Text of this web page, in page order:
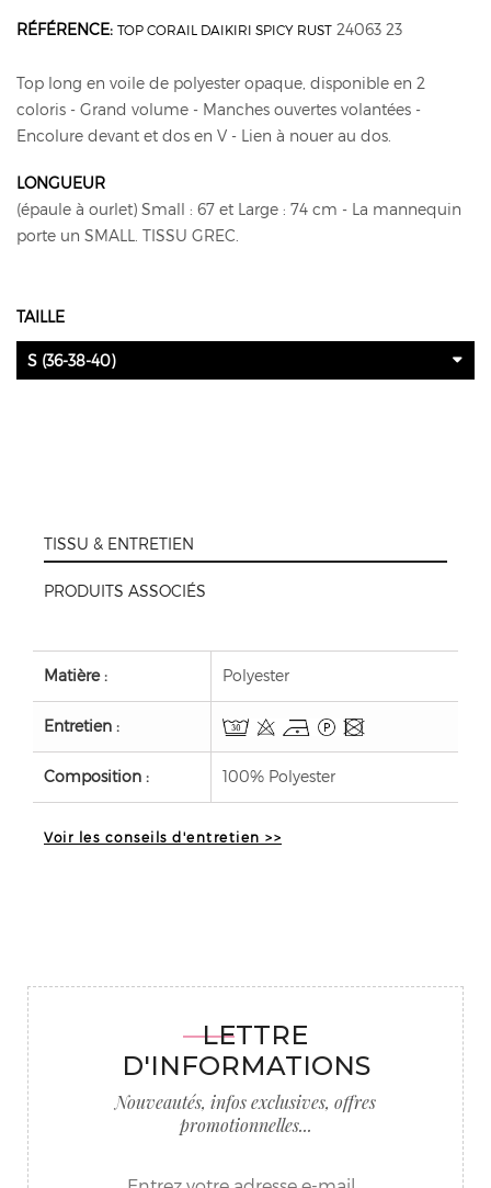
RÉFÉRENCE: TOP CORAIL DAIKIRI SPICY RUST 24063 23
Top long en voile de polyester opaque, disponible en 2
coloris - Grand volume - Manches ouvertes volantées -
Encolure devant et dos en V - Lien à nouer au dos.
LONGUEUR
(épaule à ourlet) Small : 67 et Large : 74 cm - La mannequin
porte un SMALL. TISSU GREC.
TAILLE
S (36-38-40)
TISSU & ENTRETIEN
PRODUITS ASSOCIÉS
Matière : Polyester
Entretien :
Composition : 100% Polyester
Voir les conseils d'entretien >>
LETTRE
D'INFORMATIONS
Nouveautés, infos exclusives, offres
promotionnelles...